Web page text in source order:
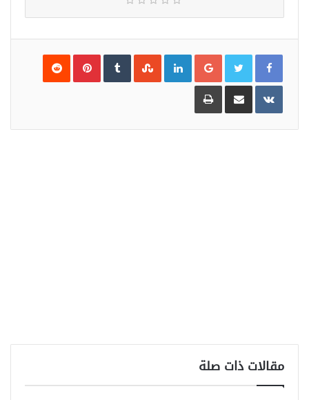
Google+
LinkedIn
Pinterest
مشاركة
البريد
طباعة
مقالات ذات صلة